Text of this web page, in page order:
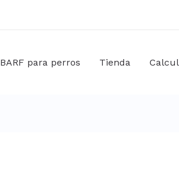
BARF para perros Tienda